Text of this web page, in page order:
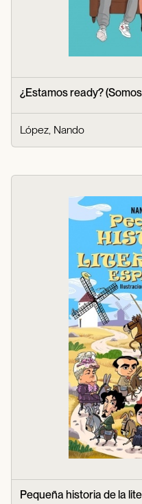
¿Estamos ready?
López, Nando
Pequeña historia de la